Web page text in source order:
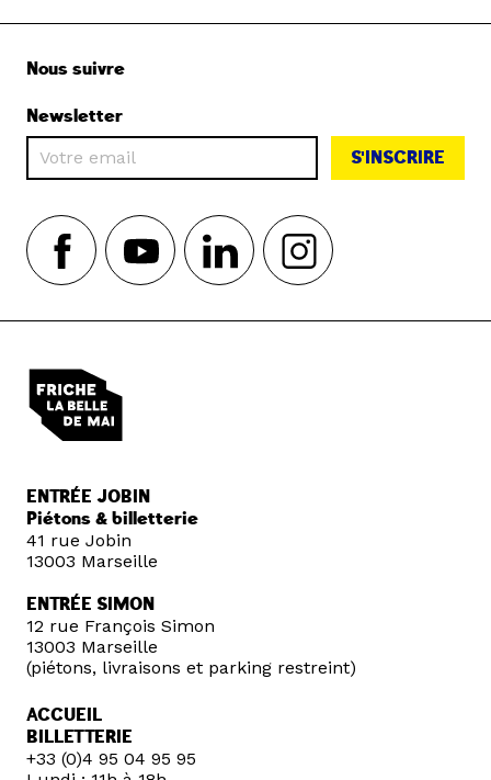
Nous suivre
Newsletter
S'INSCRIRE
ENTRÉE JOBIN
Piétons & billetterie
41 rue Jobin
13003 Marseille
ENTRÉE SIMON
12 rue François Simon
13003 Marseille
(piétons, livraisons et parking restreint)
ACCUEIL
BILLETTERIE
+33 (0)4 95 04 95 95